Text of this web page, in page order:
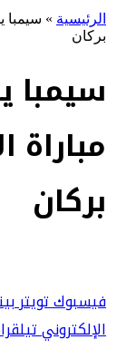
الرئيسية » سيمبا
بركان
سيمبا
بركان
فيسبوكتويتر
الإلكتروني